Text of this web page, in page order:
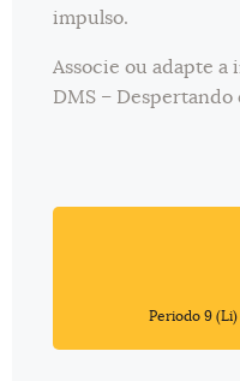
impulso.
Associe ou adapte a
DMS – Despertando
Periodo 9